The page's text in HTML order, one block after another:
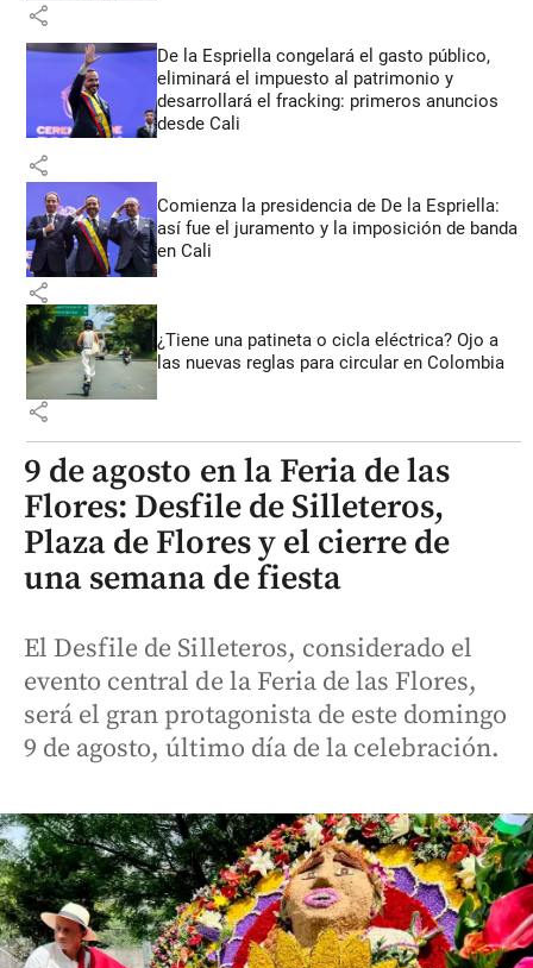
share
De la Espriella congelará el gasto público,
eliminará el impuesto al patrimonio y
desarrollará el fracking: primeros anuncios
desde Cali
share
Comienza la presidencia de De la Espriella:
así fue el juramento y la imposición de banda
en Cali
share
¿Tiene una patineta o cicla eléctrica? Ojo a
las nuevas reglas para circular en Colombia
share
9 de agosto en la Feria de las
Flores: Desfile de Silleteros,
Plaza de Flores y el cierre de
una semana de fiesta
El Desfile de Silleteros, considerado el
evento central de la Feria de las Flores,
será el gran protagonista de este domingo
9 de agosto, último día de la celebración.